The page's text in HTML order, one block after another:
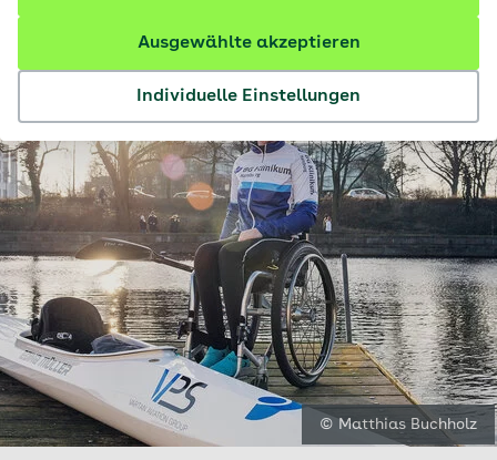
Individuelle Einstellungen
Ausgewählte akzeptieren
© Matthias Buchholz